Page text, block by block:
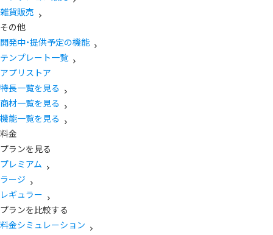
雑貨販売
その他
開発中・提供予定の機能
テンプレート一覧
アプリストア
特長一覧を見る
商材一覧を見る
機能一覧を見る
料金
プランを見る
プレミアム
ラージ
レギュラー
プランを比較する
料金シミュレーション